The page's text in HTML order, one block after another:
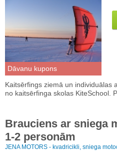
Dāvanu kupons
Kaitsērfings ziemā un
no kaitsērfinga skolas KiteSchool.
Brauciens ar sniega
1-2 personām
JENA MOTORS - kvadricikli, sniega